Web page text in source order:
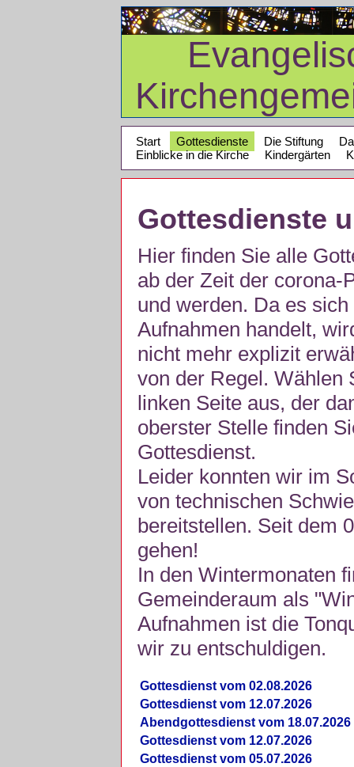
Start Gottesdienste Die Stiftung
Einblicke in die Kirche
Kindergärten
Gottesdienste
Hier finden Sie alle
ab der Zeit der corona-
und werden. Da es
Aufnahmen handelt,
nicht mehr explizit
von der Regel. Wählen
linken Seite aus, der
oberster Stelle finden
Gottesdienst.
Leider konnten wir im
von technischen
bereitstellen. Seit dem
gehen!
In den Wintermonaten
Gemeinderaum als
Aufnahmen ist die
wir zu entschuldigen.
Gottesdienst vom 02.08.2026
Gottesdienst vom 12.07.2026
Abendgottesdienst vom 18.07.2026
Gottesdienst vom 12.07.2026
Gottesdienst vom 05.07.2026